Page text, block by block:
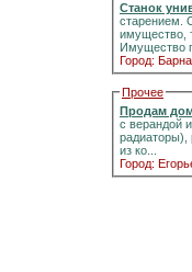
Станок
старением.
имущество,
Имущество
Город:
Прочее
Продам
с верандой и 50
радиаторы), русская баня. В дополнение — 2 печи с
из ко...
Город: